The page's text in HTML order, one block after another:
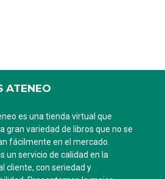
ATENEO
es una tienda virtual que
gran variedad de libros que no se
fácilmente en el mercado.
un servicio de calidad en la
cliente, con seriedad y